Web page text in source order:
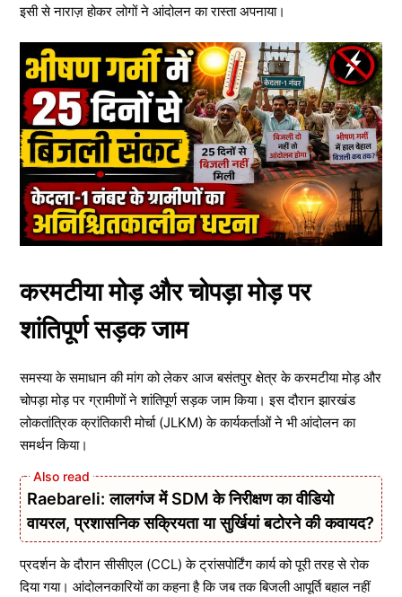
इसी से नाराज़ होकर लोगों ने आंदोलन का रास्ता अपनाया।
करमटीया मोड़ और चोपड़ा मोड़ पर
शांतिपूर्ण सड़क जाम
समस्या के समाधान की मांग को लेकर आज बसंतपुर क्षेत्र के करमटीया मोड़ और
चोपड़ा मोड़ पर ग्रामीणों ने शांतिपूर्ण सड़क जाम किया। इस दौरान झारखंड
लोकतांत्रिक क्रांतिकारी मोर्चा (JLKM) के कार्यकर्ताओं ने भी आंदोलन का
समर्थन किया।
Raebareli: लालगंज में SDM के निरीक्षण का वीडियो
वायरल, प्रशासनिक सक्रियता या सुर्खियां बटोरने की कवायद?
प्रदर्शन के दौरान सीसीएल (CCL) के ट्रांसपोर्टिंग कार्य को पूरी तरह से रोक
दिया गया। आंदोलनकारियों का कहना है कि जब तक बिजली आपूर्ति बहाल नहीं